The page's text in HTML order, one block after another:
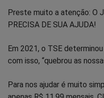
Preste muito a atenção: O
PRECISA DE SUA AJUDA!
Em 2021, o TSE
com isso, “quebrou as
Para nos ajudar é muito